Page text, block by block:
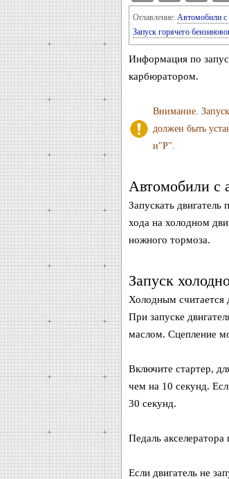
Оглавление: Автомобили с
Запуск горячего
Информация по
карбюратором.
Внимание.
должен быть
и"Р".
Автомобили с
Запускать
хода на холодном
ножного тормоза.
Запуск
Холодным считается
При запуске
маслом. Сцепление
Включите стартер,
чем на 10 секунд.
30 секунд.
Педаль акселератора
Если двигатель не